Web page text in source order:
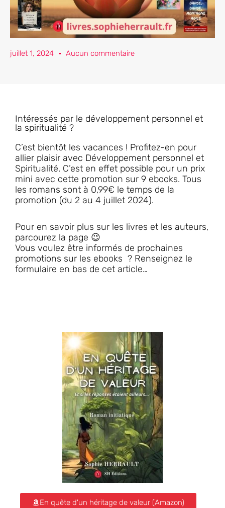
juillet 1, 2024 Aucun commentaire
Intéressés par le développement personnel et
la spiritualité ?
C’est bientôt les vacances ! Profitez-en pour
allier plaisir avec Développement personnel et
Spiritualité. C’est en effet possible pour un prix
mini avec cette promotion sur 9 ebooks. Tous
les romans sont à 0,99€ le temps de la
promotion (du 2 au 4 juillet 2024).
Pour en savoir plus sur les livres et les auteurs,
parcourez la page 😉
Vous voulez être informés de prochaines
promotions sur les ebooks ? Renseignez le
formulaire en bas de cet article…
En quête d'un héritage de valeur (Amazon)